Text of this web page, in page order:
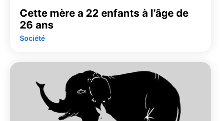
Cette mère a 22 enfants à l’âge de
26 ans
Société